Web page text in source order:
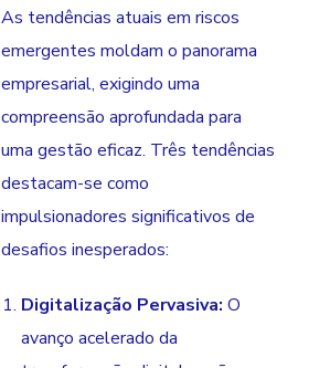
As tendências atuais em riscos
emergentes moldam o panorama
empresarial, exigindo uma
compreensão aprofundada para
uma gestão eficaz. Três tendências
destacam-se como
impulsionadores significativos de
desafios inesperados:
Digitalização Pervasiva: O
avanço acelerado da